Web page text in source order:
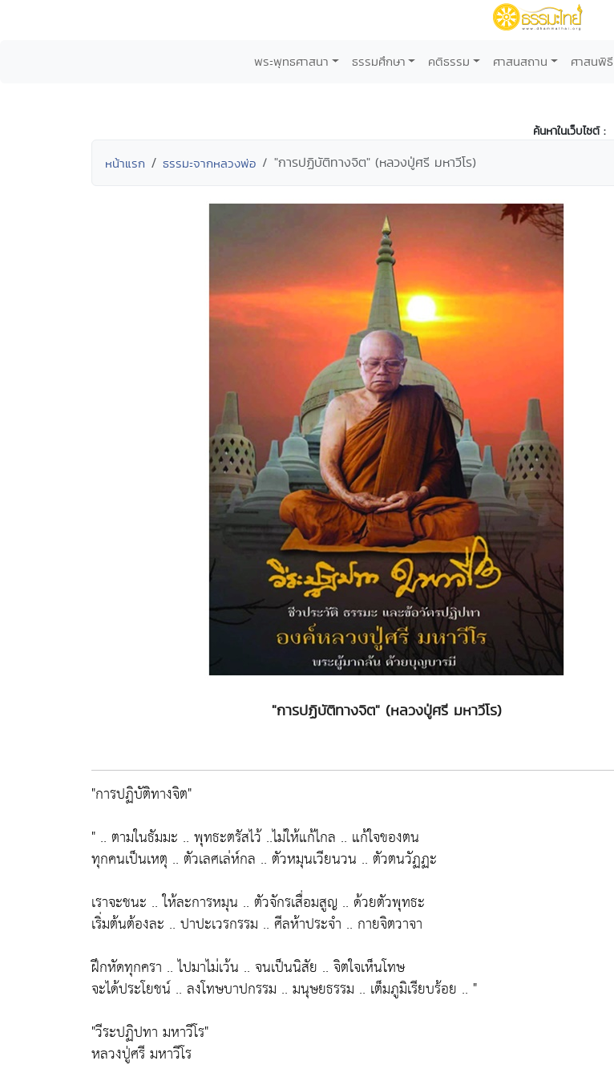
พระพุทธศาสนา ธรรมศึกษา คติธรรม ศาสนสถาน ศาสนพิธี
ค้นหาในเว็บไซต์ :
หน้าแรก ธรรมะจากหลวงพ่อ "การปฏิบัติทางจิต" (หลวงปู่ศรี มหาวีโร)
"การปฏิบัติทางจิต" (หลวงปู่ศรี มหาวีโร)
"การปฏิบัติทางจิต"
" .. ตามในธัมมะ .. พุทธะตรัสไว้ ..ไม่ให้แก้ไกล .. แก้ใจของตน
ทุกคนเป็นเหตุ .. ตัวเลศเล่ห์กล .. ตัวหมุนเวียนวน .. ตัวตนวัฏฏะ
เราจะชนะ .. ให้ละการหมุน .. ตัวจักรเสื่อมสูญ .. ด้วยตัวพุทธะ
เริ่มต้นต้องละ .. ปาปะเวรกรรม .. ศีลห้าประจำ .. กายจิตวาจา
ฝึกหัดทุกครา .. ไปมาไม่เว้น .. จนเป็นนิสัย .. จิตใจเห็นโทษ
จะได้ประโยชน์ .. ลงโทษบาปกรรม .. มนุษยธรรม .. เต็มภูมิเรียบร้อย .. "
"วีระปฏิปทา มหาวีโร"
หลวงปู่ศรี มหาวีโร